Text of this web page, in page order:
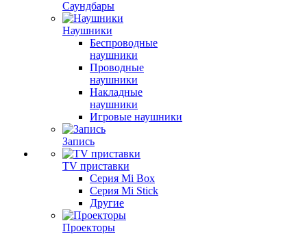
Саундбары
Наушники
Беспроводные
наушники
Проводные
наушники
Накладные
наушники
Игровые наушники
Запись
TV приставки
Серия Mi Box
Серия Mi Stick
Другие
Проекторы